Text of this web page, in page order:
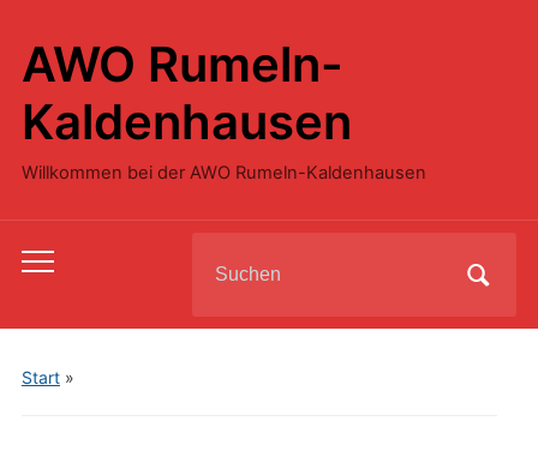
AWO Rumeln-
Kaldenhausen
Willkommen bei der AWO Rumeln-Kaldenhausen
Toggle
menu
for:
Start»